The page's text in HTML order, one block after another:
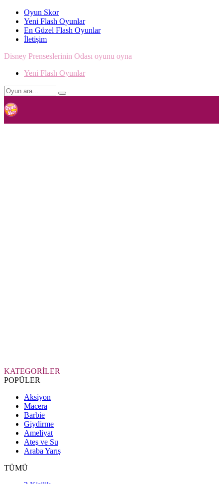
Oyun Skor
Yeni Flash Oyunlar
En Güzel Flash Oyunlar
İletişim
Disney Prenseslerinin Odası oyunu oyna
Yeni Flash Oyunlar
KATEGORİLER
POPÜLER
Aksiyon
Macera
Barbie
Giydirme
Ameliyat
Ateş ve Su
Araba Yarış
TÜMÜ